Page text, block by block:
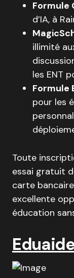
Formule
d’IA, à
illimité
les ENT
Formule
pour les
Toute
essai gratuit
carte
excellente
éducation